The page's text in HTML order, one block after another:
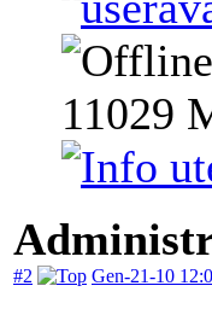
11029
#2 Gen-21-10